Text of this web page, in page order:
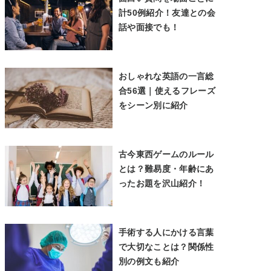
計50例紹介！友達との会
話や面接でも！
おしゃれな英語の一言総
合56選｜使えるフレーズ
をシーン別に紹介
古今東西ゲームのルール
とは？難易度・年齢にあ
ったお題を沢山紹介！
手術する人にかける言葉
で大切なことは？関係性
別の例文も紹介